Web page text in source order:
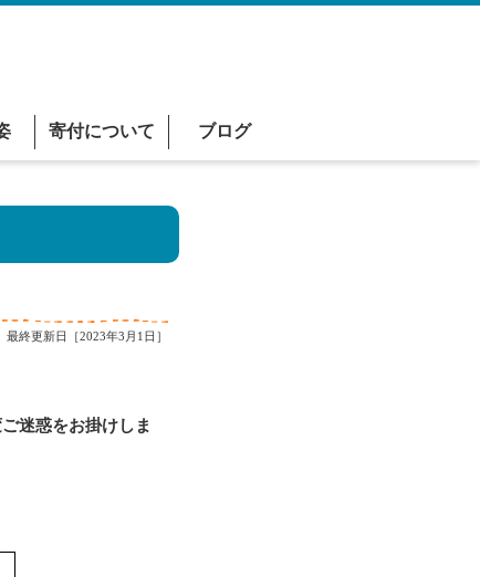
寄付について ブログ
最終更新日［2023年3月1日］
迷惑をお掛けしま